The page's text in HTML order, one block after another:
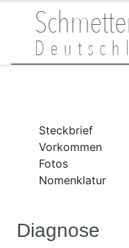
Steckbrief
Vorkommen
Fotos
Nomenklatur
Diagnose